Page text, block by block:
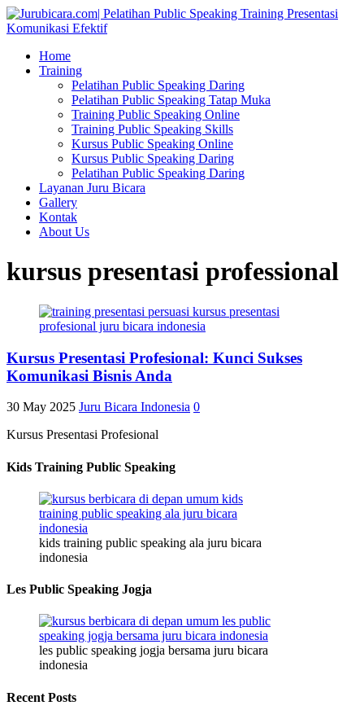
Home
Training
Pelatihan Public Speaking Daring
Pelatihan Public Speaking Tatap Muka
Training Public Speaking Online
Training Public Speaking Skills
Kursus Public Speaking Online
Kursus Public Speaking Daring
Pelatihan Public Speaking Daring
Layanan Juru Bicara
Gallery
Kontak
About Us
kursus presentasi professional
Kursus Presentasi Profesional: Kunci Sukses
Komunikasi Bisnis Anda
30 May 2025 Juru Bicara Indonesia 0
Kursus Presentasi Profesional
Kids Training Public Speaking
kids training public speaking ala juru bicara
indonesia
Les Public Speaking Jogja
les public speaking jogja bersama juru bicara
indonesia
Recent Posts